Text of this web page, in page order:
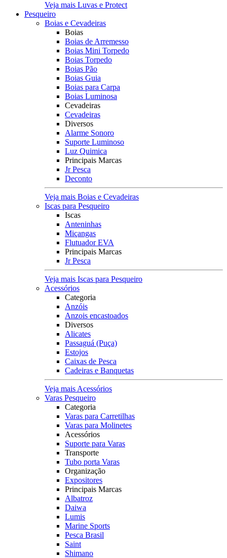
Veja mais Luvas e Protect
Pesqueiro
Boias e Cevadeiras
Boias
Boias de Arremesso
Boias Mini Torpedo
Boias Torpedo
Boias Pão
Boias Guia
Boias para Carpa
Boias Luminosa
Cevadeiras
Cevadeiras
Diversos
Alarme Sonoro
Suporte Luminoso
Luz Quimica
Principais Marcas
Jr Pesca
Deconto
Veja mais Boias e Cevadeiras
Iscas para Pesqueiro
Iscas
Anteninhas
Miçangas
Flutuador EVA
Principais Marcas
Jr Pesca
Veja mais Iscas para Pesqueiro
Acessórios
Categoria
Anzóis
Anzois encastoados
Diversos
Alicates
Passaguá (Puça)
Estojos
Caixas de Pesca
Cadeiras e Banquetas
Veja mais Acessórios
Varas Pesqueiro
Categoria
Varas para Carretilhas
Varas para Molinetes
Acessórios
Suporte para Varas
Transporte
Tubo porta Varas
Organização
Expositores
Principais Marcas
Albatroz
Daiwa
Lumis
Marine Sports
Pesca Brasil
Saint
Shimano